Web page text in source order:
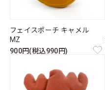
フェイスポーチ キャメル
MZ
900円(税込990円)